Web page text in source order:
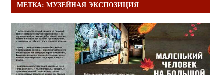
МЕТКА: МУЗЕЙНАЯ ЭКСПОЗИЦИЯ